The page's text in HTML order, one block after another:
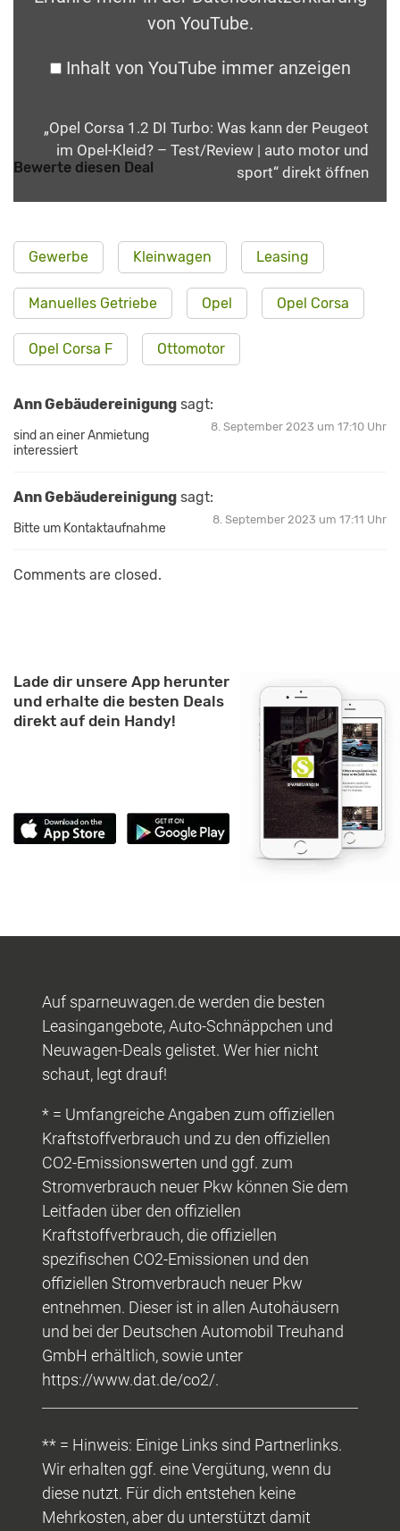
von YouTube.
Inhalt von YouTube immer anzeigen
„Opel Corsa 1.2 DI Turbo: Was kann der Peugeot
im Opel-Kleid? – Test/Review | auto motor und
sport“ direkt öffnen
Bewerte diesen Deal
Gewerbe Kleinwagen Leasing
Manuelles Getriebe Opel Opel Corsa
Opel Corsa F Ottomotor
Ann Gebäudereinigung sagt:
8. September 2023 um 17:10 Uhr
sind an einer Anmietung
interessiert
Ann Gebäudereinigung sagt:
8. September 2023 um 17:11 Uhr
Bitte um Kontaktaufnahme
Comments are closed.
Lade dir unsere App herunter
und erhalte die besten Deals
direkt auf dein Handy!
Auf sparneuwagen.de werden die besten
Leasingangebote, Auto-Schnäppchen und
Neuwagen-Deals gelistet. Wer hier nicht
schaut, legt drauf!
* = Umfangreiche Angaben zum offiziellen
Kraftstoffverbrauch und zu den offiziellen
CO2-Emissionswerten und ggf. zum
Stromverbrauch neuer Pkw können Sie dem
Leitfaden über den offiziellen
Kraftstoffverbrauch, die offiziellen
spezifischen CO2-Emissionen und den
offiziellen Stromverbrauch neuer Pkw
entnehmen. Dieser ist in allen Autohäusern
und bei der Deutschen Automobil Treuhand
GmbH erhältlich, sowie unter
https://www.dat.de/co2/.
** = Hinweis: Einige Links sind Partnerlinks.
Wir erhalten ggf. eine Vergütung, wenn du
diese nutzt. Für dich entstehen keine
Mehrkosten, aber du unterstützt damit